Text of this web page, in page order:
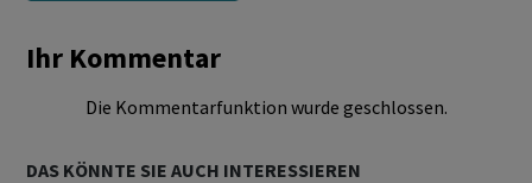
Ihr Kommentar
Die Kommentarfunktion wurde geschlossen.
DAS KÖNNTE SIE AUCH INTERESSIEREN